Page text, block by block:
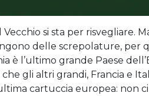
si sta per risvegliare.
delle screpolature, per
è l’ultimo grande Paese
gli altri grandi, Francia e
cartuccia europea: non